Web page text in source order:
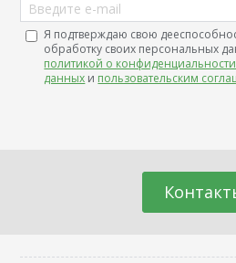
Введите e-mail
Я подтверждаю свою
обработку своих персональных
политикой о
данных и пользовательским